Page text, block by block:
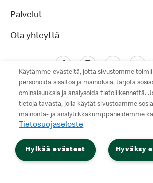
Palvelut
Ota yhteyttä
Tietosuojaseloste
Käyttöehdot
Käytämme evästeitä, jotta sivustomme
personoida sisältöä ja mainoksia, tarjota
ominaisuuksia ja analysoida tietoliikennettä.
tietoja tavasta, jolla käytät sivustoamme
mainonta- ja analytiikkakumppaneidemme
Tietosuojaseloste
Hyväksy
Hylkää evästeet